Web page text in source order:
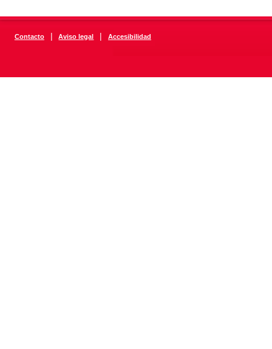
Contacto | Aviso legal | Accesibilidad